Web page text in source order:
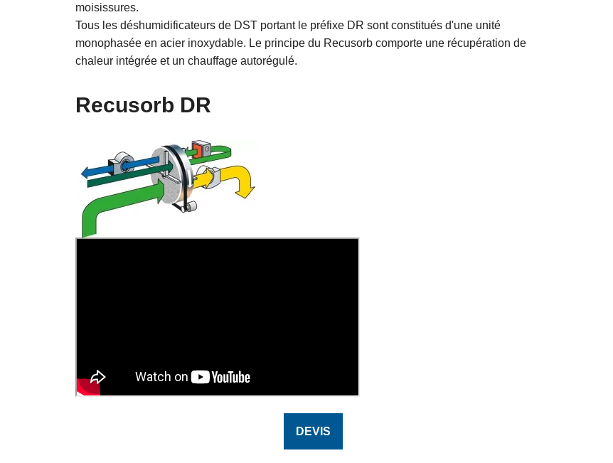
moisissures.
Tous les déshumidificateurs de DST portant le préfixe DR sont constitués d'une unité
monophasée en acier inoxydable. Le principe du Recusorb comporte une récupération de
chaleur intégrée et un chauffage autorégulé.
Recusorb DR
DEVIS